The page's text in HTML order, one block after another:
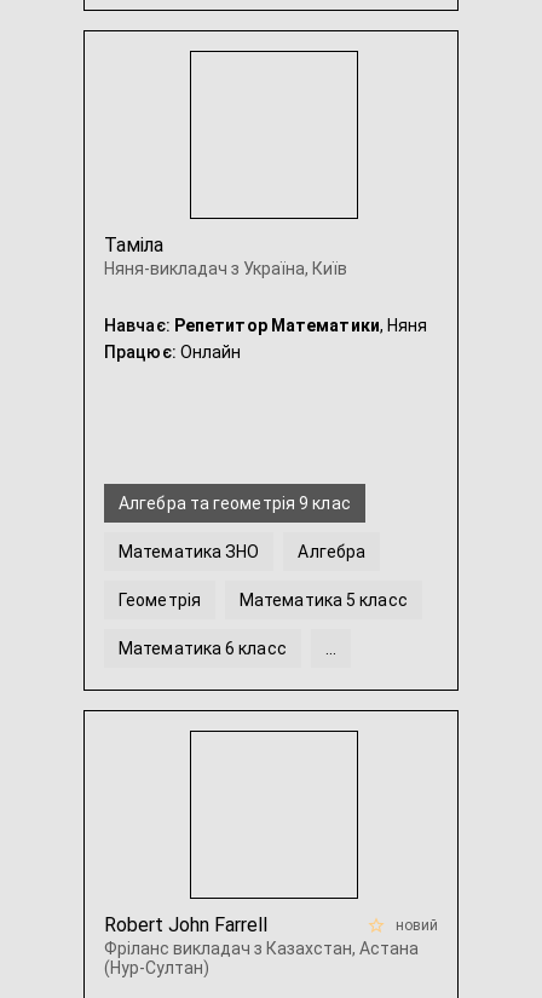
Алгебра та геометрія 7 клас
Таміла
Няня-викладач з Україна, Київ
Навчає: Репетитор Математики, Няня
Працює: Онлайн
Алгебра та геометрія 9 клас
Математика ЗНО Алгебра
Геометрія Математика 5 класс
Математика 6 класс
Robert John Farrell
Фріланс викладач з Казахстан, Астана
(Нур-Султан)
новий